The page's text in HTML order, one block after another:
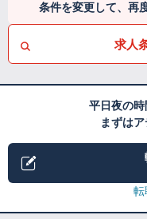
条件を変更して、再
求人
平日夜の時
まずは
転